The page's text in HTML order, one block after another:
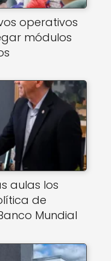
operativos
módulos
aulas los
de
Mundial